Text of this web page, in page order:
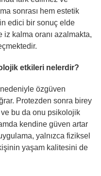
sonrası hem estetik
edici bir sonuç elde
kalma oranı azalmakta,
etkileri nelerdir?
özgüven
Protezden sonra birey
bu da onu psikolojik
kendine güven artar
yalnızca fiziksel
yaşam kalitesini de